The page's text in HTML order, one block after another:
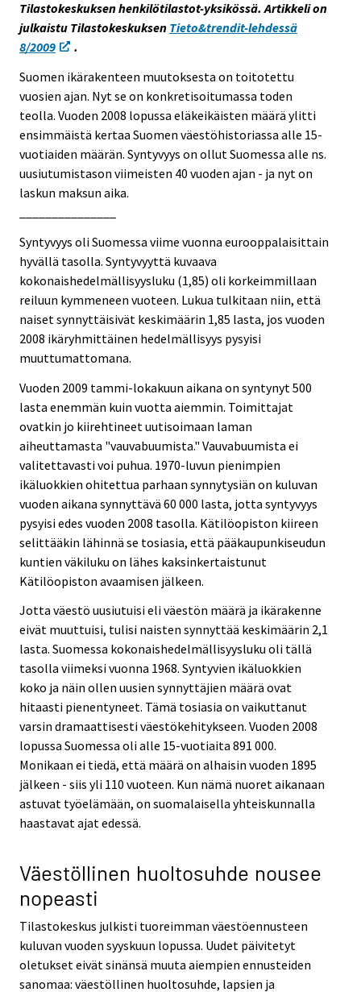
Tilastokeskuksen henkilötilastot-yksikössä. Artikkeli on
julkaistu Tilastokeskuksen Tieto&trendit-lehdessä
8/2009
.
Suomen ikärakenteen muutoksesta on toitotettu
vuosien ajan. Nyt se on konkretisoitumassa toden
teolla. Vuoden 2008 lopussa eläkeikäisten määrä ylitti
ensimmäistä kertaa Suomen väestöhistoriassa alle 15-
vuotiaiden määrän. Syntyvyys on ollut Suomessa alle ns.
uusiutumistason viimeisten 40 vuoden ajan - ja nyt on
laskun maksun aika.
Syntyvyys oli Suomessa viime vuonna eurooppalaisittain
hyvällä tasolla. Syntyvyyttä kuvaava
kokonaishedelmällisyysluku (1,85) oli korkeimmillaan
reiluun kymmeneen vuoteen. Lukua tulkitaan niin, että
naiset synnyttäisivät keskimäärin 1,85 lasta, jos vuoden
2008 ikäryhmittäinen hedelmällisyys pysyisi
muuttumattomana.
Vuoden 2009 tammi-lokakuun aikana on syntynyt 500
lasta enemmän kuin vuotta aiemmin. Toimittajat
ovatkin jo kiirehtineet uutisoimaan laman
aiheuttamasta "vauvabuumista." Vauvabuumista ei
valitettavasti voi puhua. 1970-luvun pienimpien
ikäluokkien ohitettua parhaan synnytysiän on kuluvan
vuoden aikana synnyttävä 60 000 lasta, jotta syntyvyys
pysyisi edes vuoden 2008 tasolla. Kätilöopiston kiireen
selittääkin lähinnä se tosiasia, että pääkaupunkiseudun
kuntien väkiluku on lähes kaksinkertaistunut
Kätilöopiston avaamisen jälkeen.
Jotta väestö uusiutuisi eli väestön määrä ja ikärakenne
eivät muuttuisi, tulisi naisten synnyttää keskimäärin 2,1
lasta. Suomessa kokonaishedelmällisyysluku oli tällä
tasolla viimeksi vuonna 1968. Syntyvien ikäluokkien
koko ja näin ollen uusien synnyttäjien määrä ovat
hitaasti pienentyneet. Tämä tosiasia on vaikuttanut
varsin dramaattisesti väestökehitykseen. Vuoden 2008
lopussa Suomessa oli alle 15-vuotiaita 891 000.
Monikaan ei tiedä, että määrä on alhaisin vuoden 1895
jälkeen - siis yli 110 vuoteen. Kun nämä nuoret aikanaan
astuvat työelämään, on suomalaisella yhteiskunnalla
haastavat ajat edessä.
Väestöllinen huoltosuhde nousee
nopeasti
Tilastokeskus julkisti tuoreimman väestöennusteen
kuluvan vuoden syyskuun lopussa. Uudet päivitetyt
oletukset eivät sinänsä muuta aiempien ennusteiden
sanomaa: väestöllinen huoltosuhde, lapsien ja